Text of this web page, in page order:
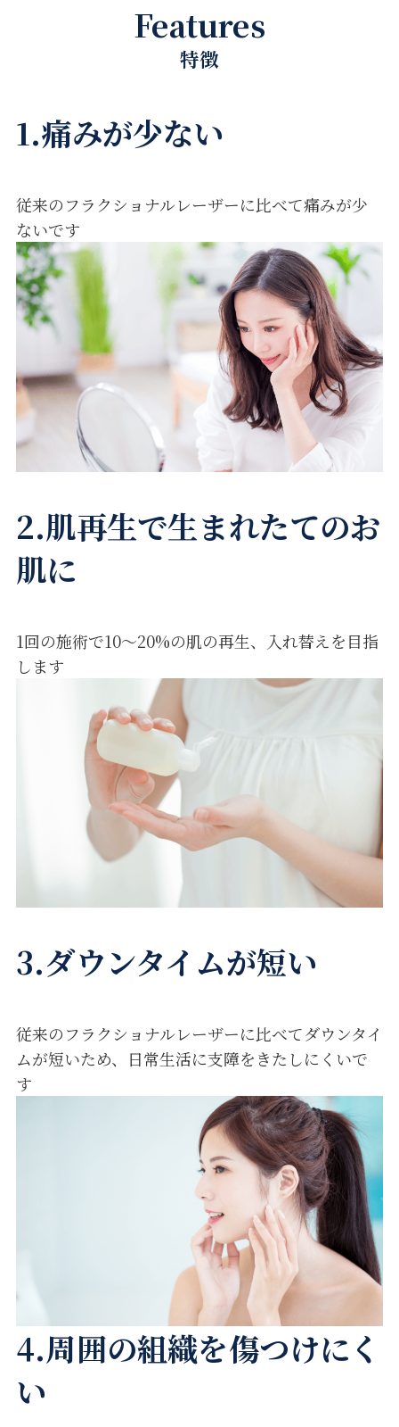
Features
特徴
1.痛みが少ない
従来のフラクショナルレーザーに比べて痛みが少
ないです
2.肌再生で生まれたてのお
肌に
1回の施術で10～20%の肌の再生、入れ替えを目指
します
3.ダウンタイムが短い
従来のフラクショナルレーザーに比べてダウンタイ
ムが短いため、日常生活に支障をきたしにくいで
す
4.周囲の組織を傷つけにく
い